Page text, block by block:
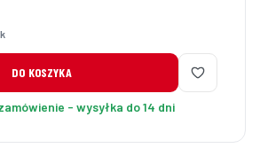
DO KOSZYKA
- wysyłka do 14 dni